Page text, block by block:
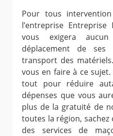
Pour tous
l’entreprise
vous exigera
déplacement de
transport des
vous en faire à ce
tout pour réduire
dépenses que vous
plus de la gratuité de
toutes la région,
des services de